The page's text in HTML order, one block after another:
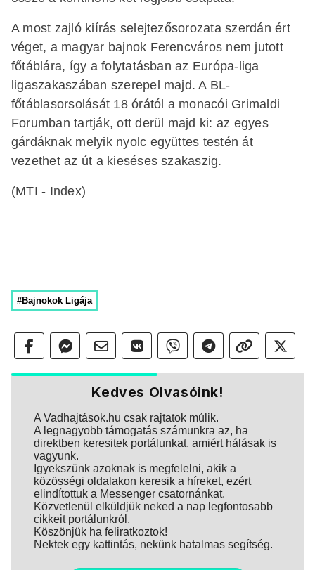
A most zajló kiírás selejtezősorozata szerdán ért
véget, a magyar bajnok Ferencváros nem jutott
főtáblára, így a folytatásban az Európa-liga
ligaszakaszában szerepel majd. A BL-
főtáblasorsolását 18 órától a monacói Grimaldi
Forumban tartják, ott derül majd ki: az egyes
gárdáknak melyik nyolc együttes testén át
vezethet az út a kieséses szakaszig.
(MTI - Index)
#Bajnokok Ligája
Kedves Olvasóink!
A Vadhajtások.hu csak rajtatok múlik.
A legnagyobb támogatás számunkra az, ha
direktben keresitek portálunkat, amiért hálásak is
vagyunk.
Igyekszünk azoknak is megfelelni, akik a
közösségi oldalakon keresik a híreket, ezért
elindítottuk a Messenger csatornánkat.
Közvetlenül elküldjük neked a nap legfontosabb
cikkeit portálunkról.
Köszönjük ha feliratkoztok!
Nektek egy kattintás, nekünk hatalmas segítség.